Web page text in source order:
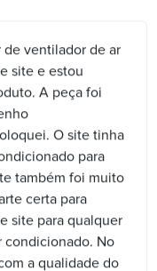
de ventilador de ar
site e estou
A peça foi
O site tinha
para
também foi muito
certa para
site para qualquer
condicionado. No
a qualidade do